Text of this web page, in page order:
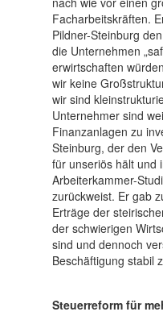
Facharbeitskräften.
Pildner-Steinburg
die Unternehmen
erwirtschaften
wir keine
wir sind
Unternehmer sind
Finanzanlagen zu
Steinburg, der den
für unseriös hält und
Arbeiterkammer-
zurückweist. Er gab
Erträge der
der schwierigen
sind und dennoch
Beschäftigung stabil
Steuerreform für